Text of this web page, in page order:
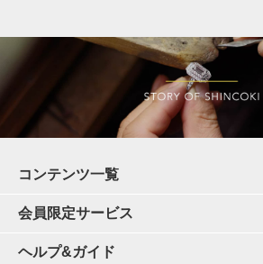
コンテンツ一覧
会員限定サービス
ヘルプ&ガイド